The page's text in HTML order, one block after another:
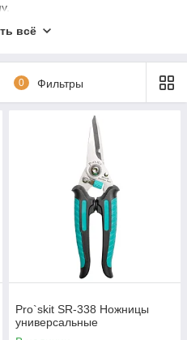
всё
0 Фильтры
Pro`skit SR-338 Ножницы
универсальные